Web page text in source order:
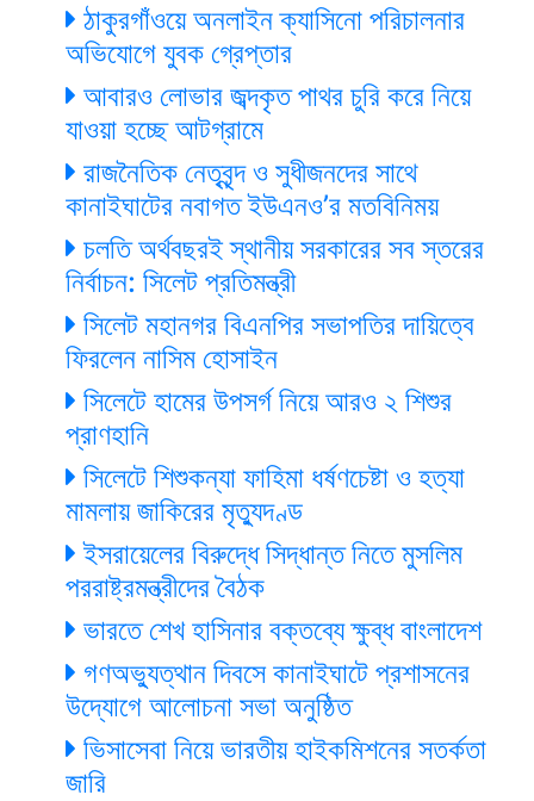
ঠাকুরগাঁওয়ে অনলাইন ক্যাসিনো পরিচালনার
অভিযোগে যুবক গ্রেপ্তার
আবারও লোভার জব্দকৃত পাথর চুরি করে নিয়ে
যাওয়া হচ্ছে আটগ্রামে
রাজনৈতিক নেতৃবৃন্দ ও সুধীজনদের সাথে
কানাইঘাটের নবাগত ইউএনও’র মতবিনিময়
চলতি অর্থবছরই স্থানীয় সরকারের সব স্তরের
নির্বাচন: সিলেট প্রতিমন্ত্রী
সিলেট মহানগর বিএনপির সভাপতির দায়িত্বে
ফিরলেন নাসিম হোসাইন
সিলেটে হামের উপসর্গ নিয়ে আরও ২ শিশুর
প্রাণহানি
সিলেটে শিশুকন্যা ফাহিমা ধর্ষণচেষ্টা ও হত্যা
মামলায় জাকিরের মৃত্যুদণ্ড
ইসরায়েলের বিরুদ্ধে সিদ্ধান্ত নিতে মুসলিম
পররাষ্ট্রমন্ত্রীদের বৈঠক
ভারতে শেখ হাসিনার বক্তব্যে ক্ষুব্ধ বাংলাদেশ
গণঅভ্যুত্থান দিবসে কানাইঘাটে প্রশাসনের
উদ্যোগে আলোচনা সভা অনুষ্ঠিত
ভিসাসেবা নিয়ে ভারতীয় হাইকমিশনের সতর্কতা
জারি